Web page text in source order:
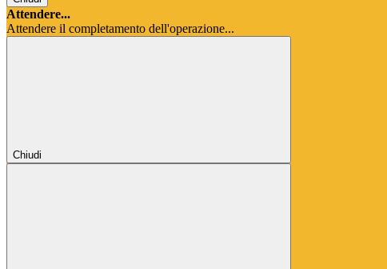
Attendere...
Attendere il completamento dell'operazione...
Chiudi